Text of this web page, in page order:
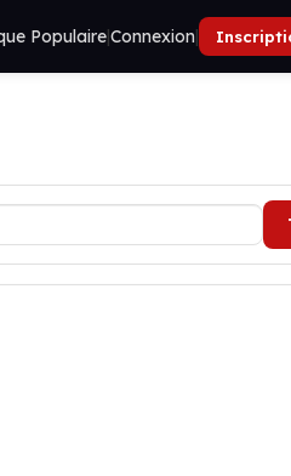
Populaire|Connexion|